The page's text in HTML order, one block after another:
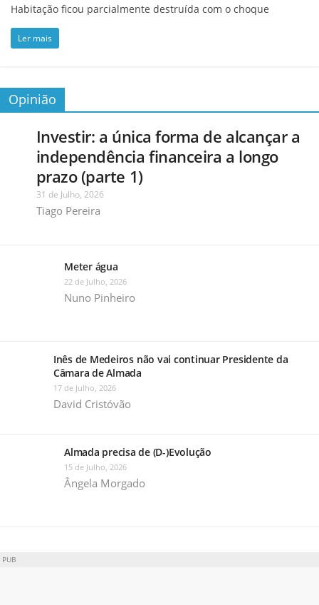
Habitação ficou parcialmente destruída com o choque
Ler mais
Opinião
Investir: a única forma de alcançar a
independência financeira a longo
prazo (parte 1)
31 de Julho, 2026
Tiago Pereira
Meter água
22 de Julho, 2026
Nuno Pinheiro
Inês de Medeiros não vai continuar Presidente da
Câmara de Almada
17 de Julho, 2026
David Cristóvão
Almada precisa de (D-)Evolução
15 de Julho, 2026
Ângela Morgado
PUB